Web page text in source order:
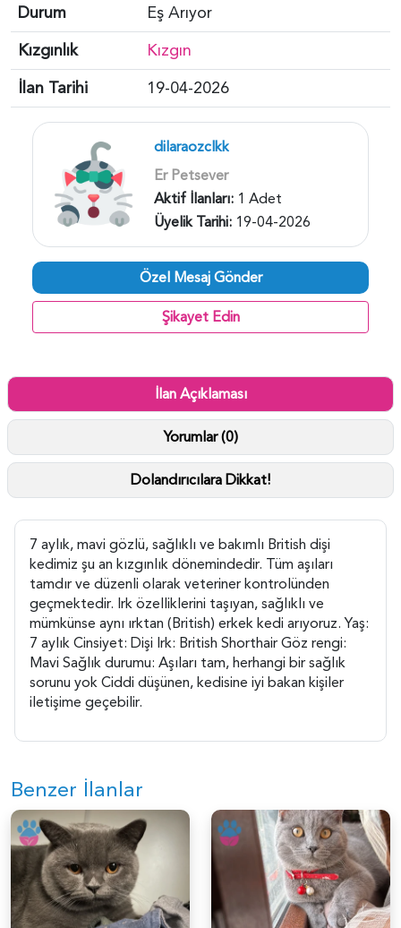
Durum
Eş Arıyor
Kızgınlık
Kızgın
İlan Tarihi
19-04-2026
dilaraozclkk
Er Petsever
Aktif İlanları: 1 Adet
Üyelik Tarihi: 19-04-2026
Özel Mesaj Gönder
Şikayet Edin
İlan Açıklaması
Yorumlar (0)
Dolandırıcılara Dikkat!
7 aylık, mavi gözlü, sağlıklı ve bakımlı British dişi
kedimiz şu an kızgınlık dönemindedir. Tüm aşıları
tamdır ve düzenli olarak veteriner kontrolünden
geçmektedir. Irk özelliklerini taşıyan, sağlıklı ve
mümkünse aynı ırktan (British) erkek kedi arıyoruz. Yaş:
7 aylık Cinsiyet: Dişi Irk: British Shorthair Göz rengi:
Mavi Sağlık durumu: Aşıları tam, herhangi bir sağlık
sorunu yok Ciddi düşünen, kedisine iyi bakan kişiler
iletişime geçebilir.
Benzer İlanlar